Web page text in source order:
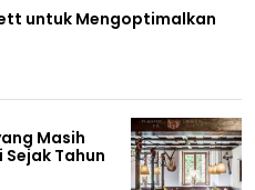
untuk Mengoptimalkan
Masih
Tahun